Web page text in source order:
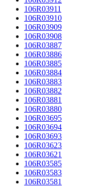
106R03911
106R03910
106R03909
106R03908
106R03887
106R03886
106R03885
106R03884
106R03883
106R03882
106R03881
106R03880
106R03695
106R03694
106R03693
106R03623
106R03621
106R03585
106R03583
106R03581